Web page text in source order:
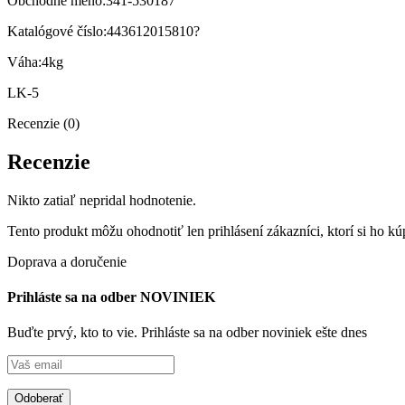
Katalógové číslo:443612015810?
Váha:4kg
LK-5
Recenzie (0)
Recenzie
Nikto zatiaľ nepridal hodnotenie.
Tento produkt môžu ohodnotiť len prihlásení zákazníci, ktorí si ho
Doprava a doručenie
Prihláste sa na odber NOVINIEK
Buďte prvý, kto to vie. Prihláste sa na odber noviniek ešte dnes